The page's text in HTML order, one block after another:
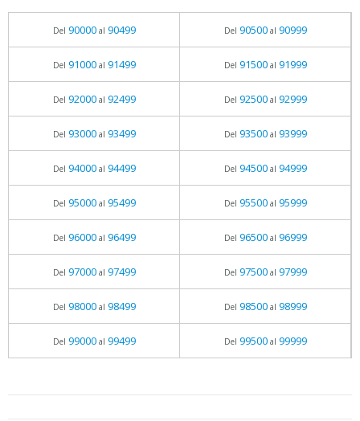
Del 90000al 90499 Del 90500al 90999
Del 91000al 91499 Del 91500al 91999
Del 92000al 92499 Del 92500al 92999
Del 93000al 93499 Del 93500al 93999
Del 94000al 94499 Del 94500al 94999
Del 95000al 95499 Del 95500al 95999
Del 96000al 96499 Del 96500al 96999
Del 97000al 97499 Del 97500al 97999
Del 98000al 98499 Del 98500al 98999
Del 99000al 99499 Del 99500al 99999